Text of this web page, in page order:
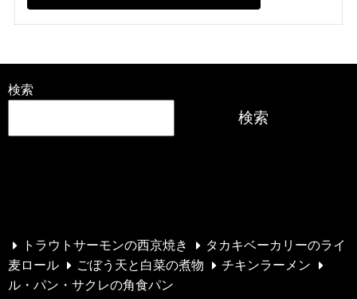
検索
検索
トラウトサーモンの西京焼き
タカキベーカリーのライ
麦ロール
ごぼう天と白菜の煮物
チキンラーメン
ル・パン・サクレの角食パン